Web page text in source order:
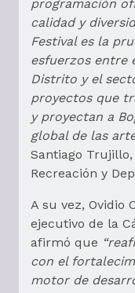
programación
calidad y
Festival es la
esfuerzos entre
Distrito y el
proyectos que
y proyectan a
global de las
Santiago
Recreación y
A su vez, Ovidio
ejecutivo de la
afirmó que
con el
motor de